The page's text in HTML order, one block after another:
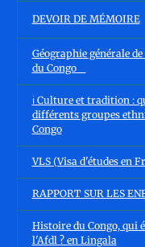
DEVOIR DE MÉMOIRE
Géographie générale
du Congo
ℹ️ Culture et tradition :
différents groupes
Congo
VLS (Visa d'études en
RAPPORT SUR LES
Histoire du Congo, qui
l'Afdl ? en Lingala